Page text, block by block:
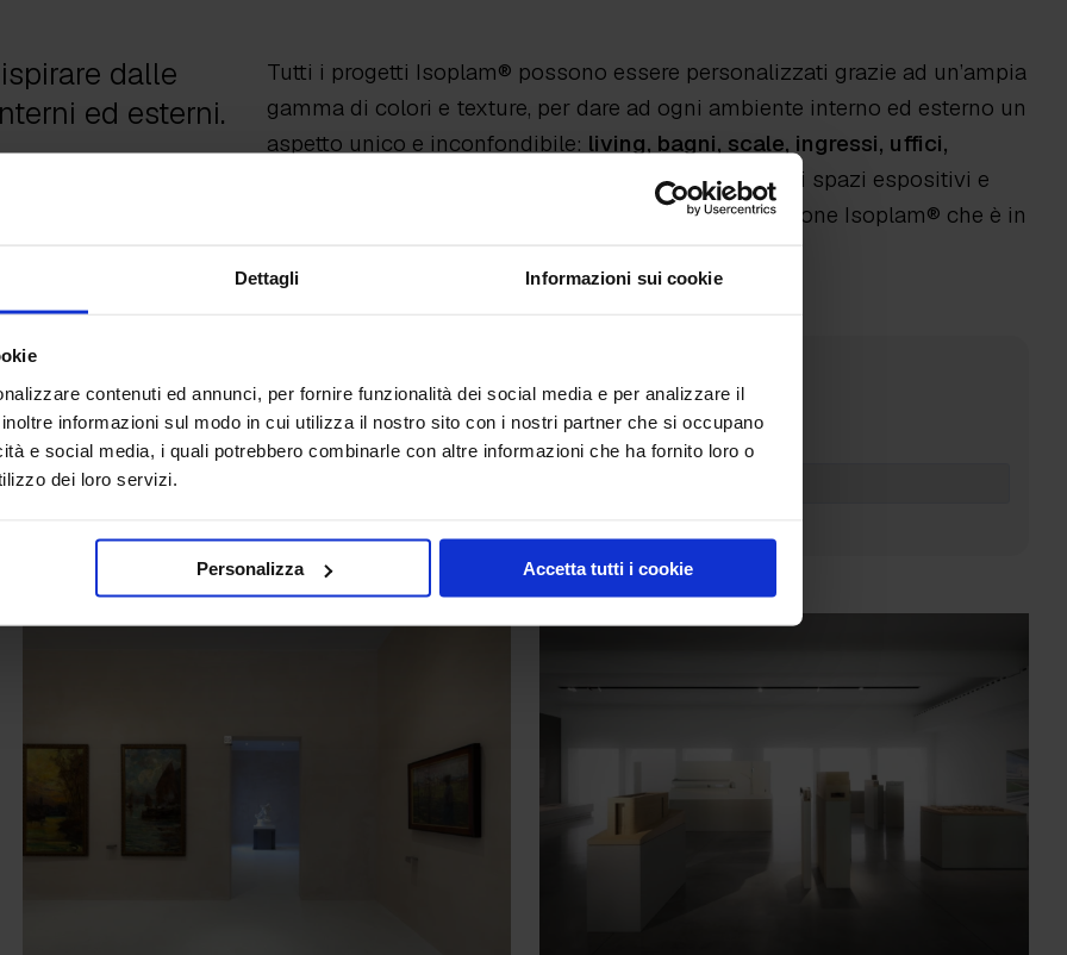
Dettagli Informazioni sui cookie
contenuti ed annunci, per fornire funzionalità dei social media e per analizzare il
informazioni sul modo in cui utilizza il nostro sito con i nostri partner che si occupano
e social media, i quali potrebbero combinarle con altre informazioni che ha fornito loro o
dei loro servizi.
Personalizza Accetta tutti i cookie
dalle
ed esterni.
everticali, le
architetti e interior
dei clienti in
Tutti i progetti Isoplam® possono essere personalizzati grazie ad un’ampia
gamma di colori e texture, per dare ad ogni ambiente interno ed esterno un
aspetto unico e inconfondibile: living, bagni, scale, ingressi, uffici,
negozi, viali, piazze, parchi giochi e tematici, grandi spazi espositivi e
commerciali… ogni luogo ha un’anima – e una soluzione Isoplam® che è in
Ambienti esterni Soluzioni